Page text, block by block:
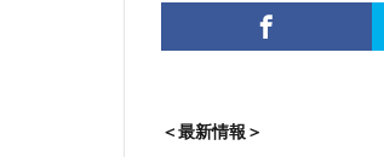
＜最新情報＞